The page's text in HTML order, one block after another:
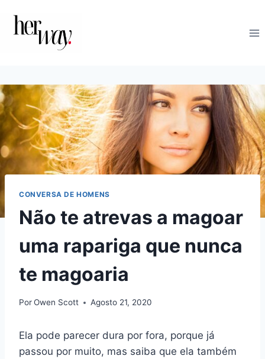
CONVERSA DE HOMENS
Não te atrevas a magoar
uma rapariga que nunca
te magoaria
PorOwen Scott Agosto 21, 2020
Ela pode parecer dura por fora, porque já
passou por muito, mas saiba que ela também